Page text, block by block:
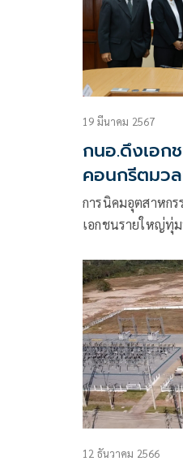
19 มีนาคม 2567
กนอ.ดึงเอ
คอนกรีตมวล
มูลค่าลงทุน
การนิคมอุตสาหก
เอกชนรายใหญ่ทุ่
มูลค่าการลงทุน
มวลเบาชนิดไม่เส
ปลายน้ำส่วนหลัง
ความเจริญสู่ภูมิภ
อุตสาหกรรม เศร
มั่งคั่งอย่างยั่งยืน
12 ธันวาคม 2566